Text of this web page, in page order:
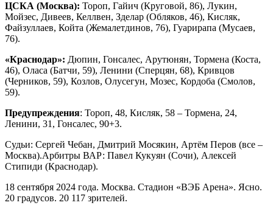
ЦСКА (Москва): Тороп, Гайич (Круговой, 86), Лукин,
Мойзес, Дивеев, Келлвен, Зделар (Обляков, 46), Кисляк,
Файзуллаев, Койта (Жемалетдинов, 76), Гуарирапа (Мусаев,
76).
«Краснодар»: Дюпин, Гонсалес, Арутюнян, Тормена (Коста,
46), Оласа (Батчи, 59), Ленини (Сперцян, 68), Кривцов
(Черников, 59), Козлов, Олусегун, Мозес, Кордоба (Смолов,
59).
Предупреждения: Тороп, 48, Кисляк, 58 – Тормена, 24,
Ленини, 31, Гонсалес, 90+3.
Судьи: Сергей Чебан, Дмитрий Мосякин, Артём Перов (все –
Москва).Арбитры ВАР: Павел Кукуян (Сочи), Алексей
Стипиди (Краснодар).
18 сентября 2024 года. Москва. Стадион «ВЭБ Арена». Ясно.
20 градусов. 20 117 зрителей.